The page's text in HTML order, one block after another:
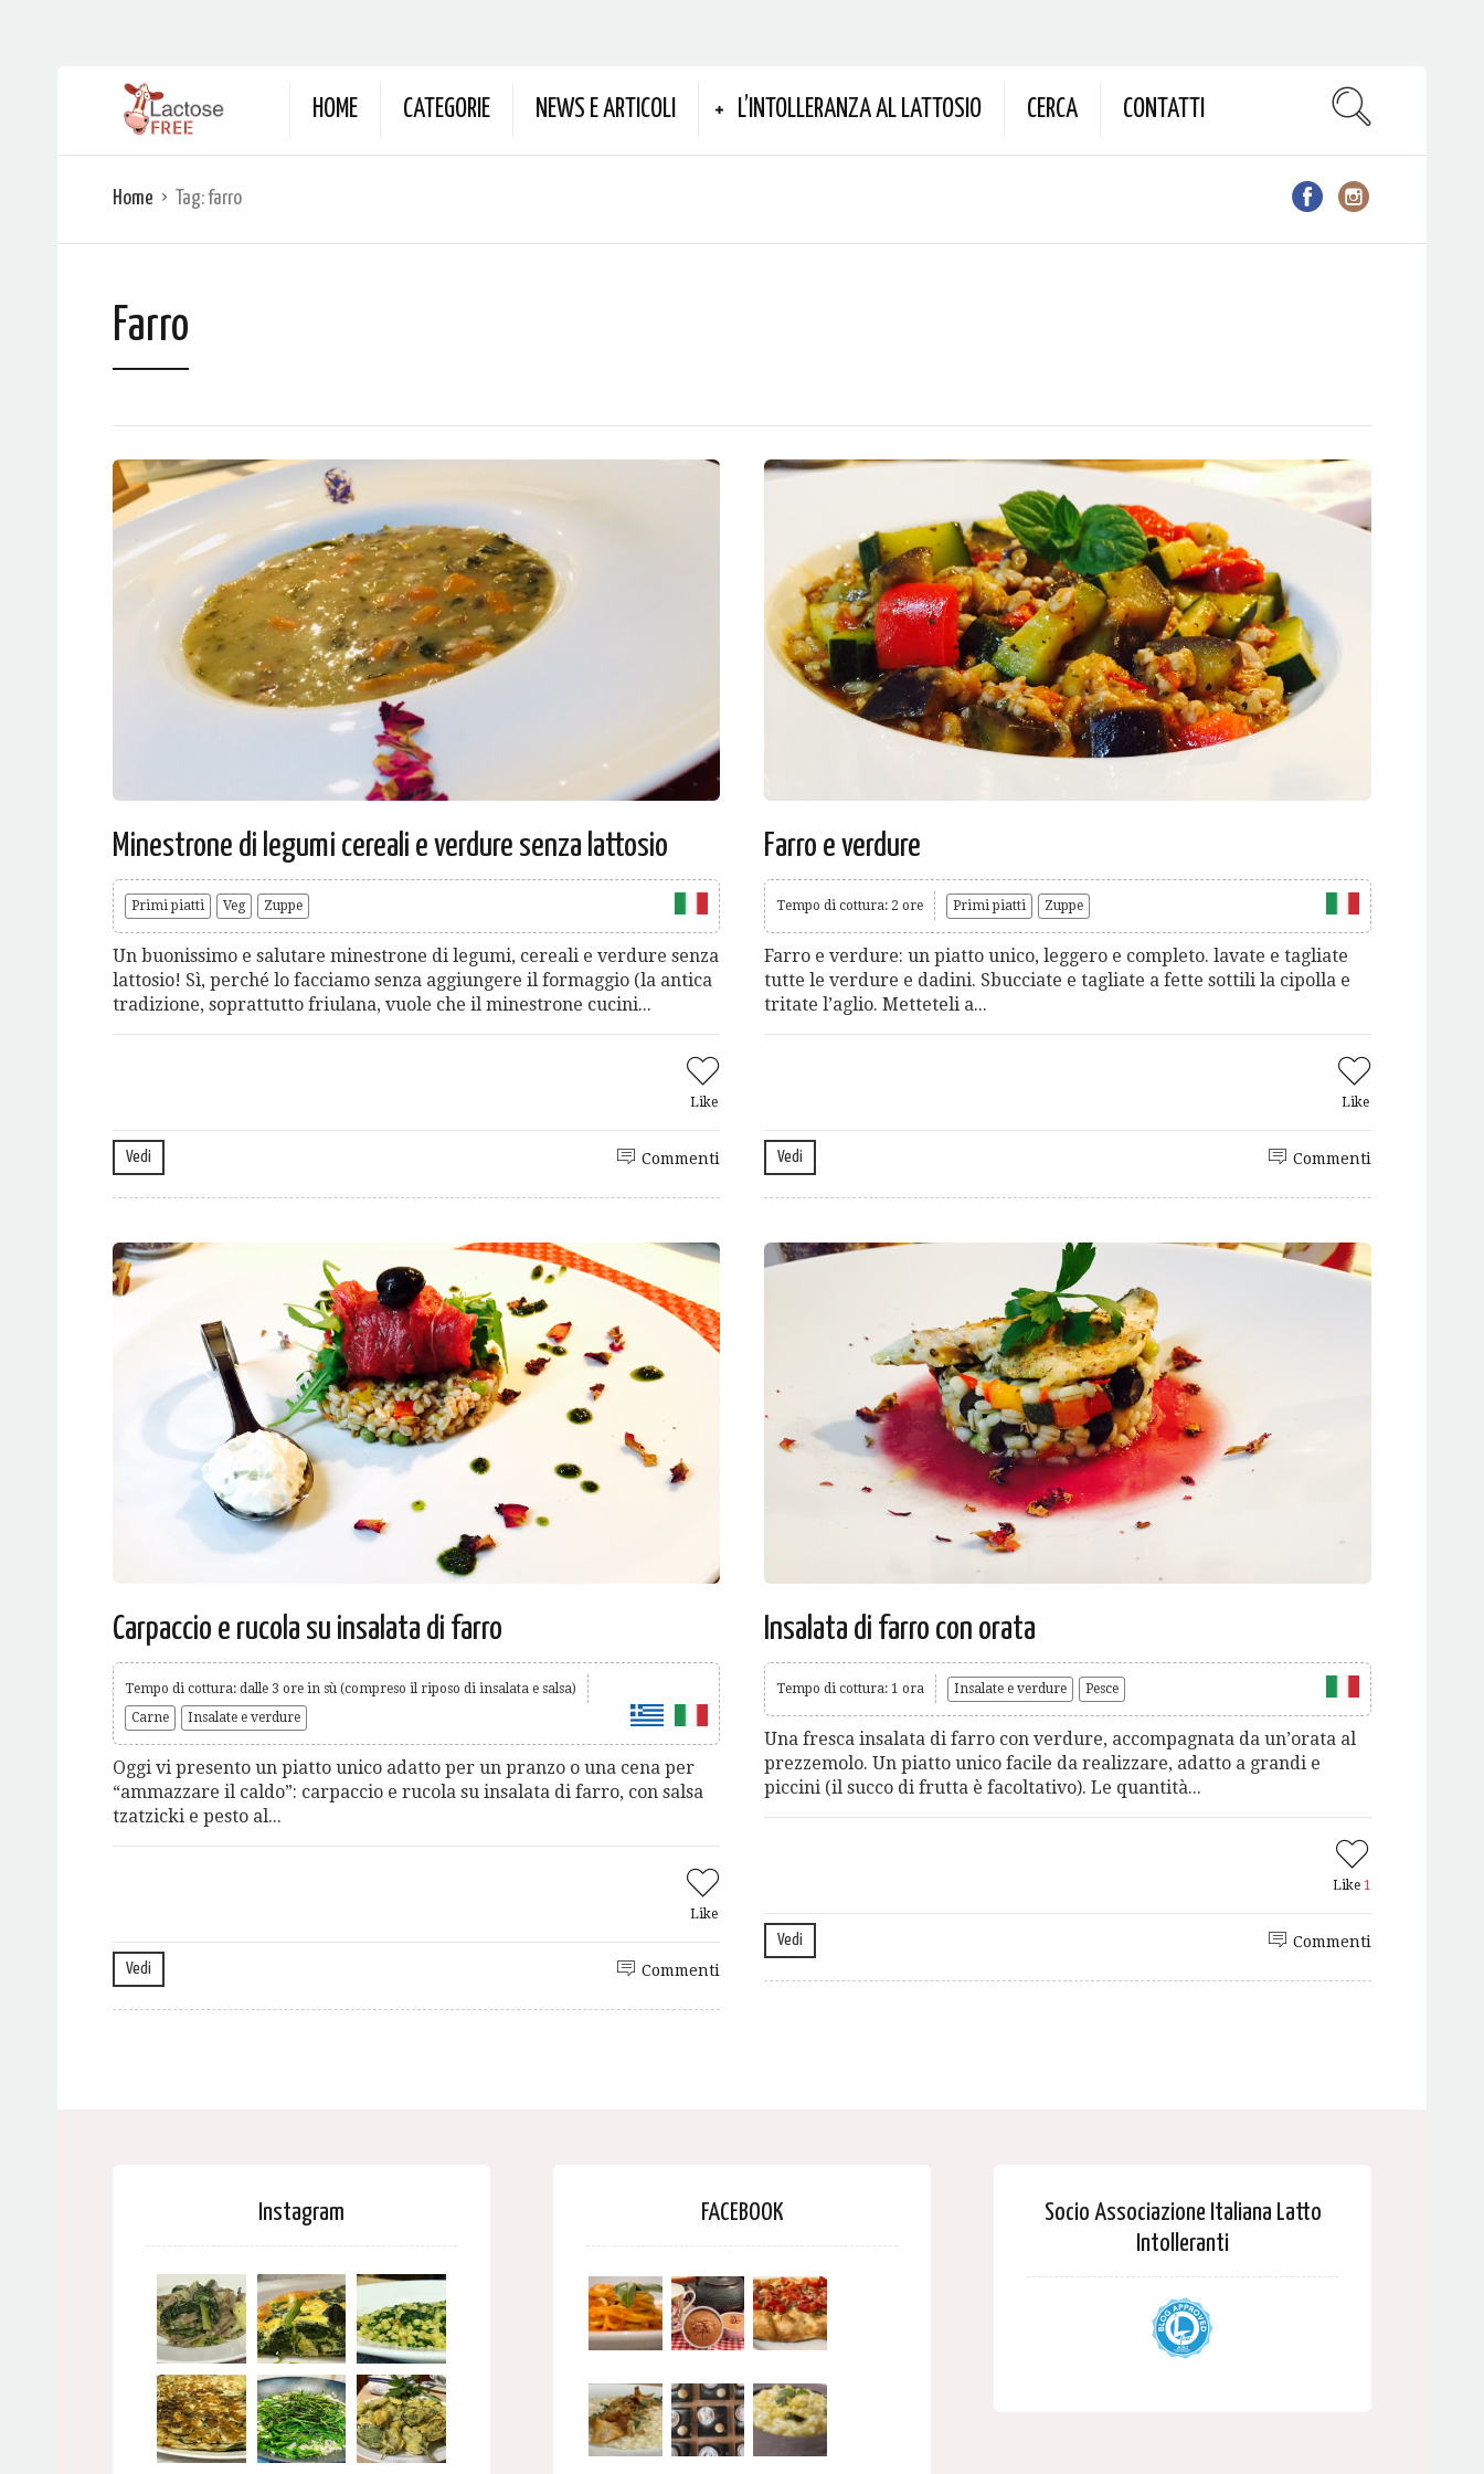
HOME CATEGORIE NEWS E ARTICOLI L’INTOLLERANZA AL LATTOSIO CERCA CONTATTI
Home Tag:farro
Farro
Minestrone di legumi cereali e verdure senza lattosio
Primi piatti Veg Zuppe
Un buonissimo e salutare minestrone di legumi, cereali e verdure senza
lattosio! Sì, perché lo facciamo senza aggiungere il formaggio (la antica
tradizione, soprattutto friulana, vuole che il minestrone cucini...
Like
Vedi Commenti
Farro e verdure
Tempo di cottura: 2 ore Primi piatti Zuppe
Farro e verdure: un piatto unico, leggero e completo. lavate e tagliate
tutte le verdure e dadini. Sbucciate e tagliate a fette sottili la cipolla e
tritate l’aglio. Metteteli a...
Like
Vedi Commenti
Carpaccio e rucola su insalata di farro
Tempo di cottura: dalle 3 ore in sù (compreso il riposo di insalata e salsa)
Carne
Insalate e verdure
Oggi vi presento un piatto unico adatto per un pranzo o una cena per
“ammazzare il caldo”: carpaccio e rucola su insalata di farro, con salsa
tzatzicki e pesto al...
Like
Vedi Commenti
Insalata di farro con orata
Tempo di cottura: 1 ora Insalate e verdure Pesce
Una fresca insalata di farro con verdure, accompagnata da un’orata al
prezzemolo. Un piatto unico facile da realizzare, adatto a grandi e
piccini (il succo di frutta è facoltativo). Le quantità...
Like 1
Vedi Commenti
Instagram FACEBOOK
Socio Associazione Italiana Latto
Intolleranti